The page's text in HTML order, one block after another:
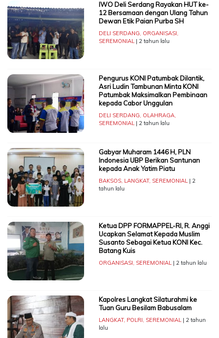
IWO Deli Serdang Rayakan HUT ke-
12 Bersamaan dengan Ulang Tahun
Dewan Etik Paian Purba SH
DELI SERDANG, ORGANISASI,
SEREMONIAL| 2 tahun lalu
Pengurus KONI Patumbak Dilantik,
Asri Ludin Tambunan Minta KONI
Patumbak Maksimalkan Pembinaan
kepada Cabor Unggulan
DELI SERDANG, OLAHRAGA,
SEREMONIAL| 2 tahun lalu
Gabyar Muharam 1446 H, PLN
Indonesia UBP Berikan Santunan
kepada Anak Yatim Piatu
BAKSOS, LANGKAT, SEREMONIAL| 2
tahun lalu
Ketua DPP FORMAPPEL-RI, R. Anggi
Ucapkan Selamat Kepada Muslim
Susanto Sebagai Ketua KONI Kec.
Batang Kuis
ORGANISASI, SEREMONIAL| 2 tahun lalu
Kapolres Langkat Silaturahmi ke
Tuan Guru Besilam Babusalam
LANGKAT, POLRI, SEREMONIAL| 2 tahun
lalu